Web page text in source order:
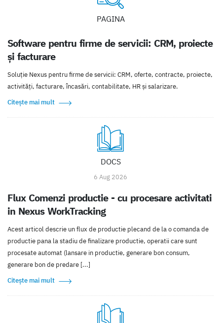
PAGINA
Software pentru firme de servicii: CRM, proiecte
și facturare
Soluție Nexus pentru firme de servicii: CRM, oferte, contracte, proiecte,
activități, facturare, încasări, contabilitate, HR și salarizare.
Citește mai mult
DOCS
6 Aug 2026
Flux Comenzi productie - cu procesare activitati
in Nexus WorkTracking
Acest articol descrie un flux de productie plecand de la o comanda de
productie pana la stadiu de finalizare productie, operatii care sunt
procesate automat (lansare in productie, generare bon consum,
generare bon de predare [...]
Citește mai mult